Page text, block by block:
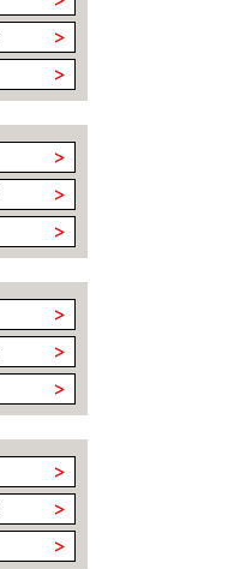
>
>
>
>
>
>
>
>
>
>
>